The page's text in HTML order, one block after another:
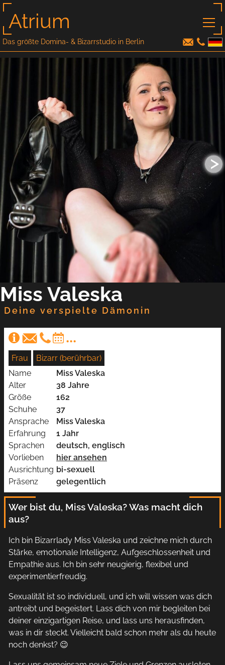
Atrium
Das größte Domina- & Bizarrstudio in Berlin
>
Miss Valeska
Deine verspielte Dämonin
Frau
Bizarr (berührbar)
Name
Miss Valeska
Alter
38 Jahre
Größe
162
Schuhe
37
Ansprache
Miss Valeska
Erfahrung
1 Jahr
Sprachen
deutsch, englisch
Vorlieben
hier ansehen
Ausrichtung bi-sexuell
Präsenz
gelegentlich
Wer bist du, Miss Valeska? Was macht dich
aus?
Ich bin Bizarrlady Miss Valeska und zeichne mich durch
Stärke, emotionale Intelligenz, Aufgeschlossenheit und
Empathie aus. Ich bin sehr neugierig, flexibel und
experimentierfreudig.
Sexualität ist so individuell, und ich will wissen was dich
antreibt und begeistert. Lass dich von mir begleiten bei
deiner einzigartigen Reise, und lass uns herausfinden,
was in dir steckt. Vielleicht bald schon mehr als du heute
noch denkst? 😉